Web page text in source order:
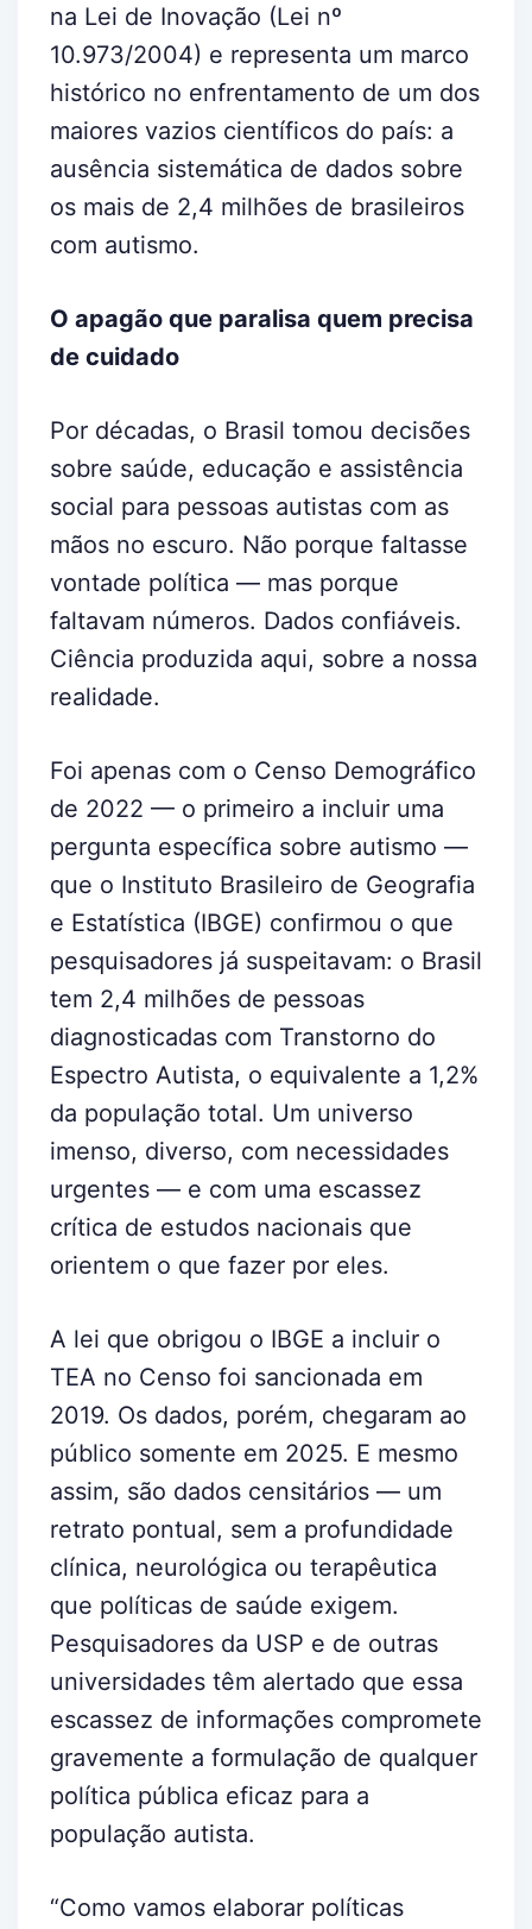
na Lei de Inovação (Lei nº
10.973/2004) e representa um marco
histórico no enfrentamento de um dos
maiores vazios científicos do país: a
ausência sistemática de dados sobre
os mais de 2,4 milhões de brasileiros
com autismo.
O apagão que paralisa quem precisa
de cuidado
Por décadas, o Brasil tomou decisões
sobre saúde, educação e assistência
social para pessoas autistas com as
mãos no escuro. Não porque faltasse
vontade política — mas porque
faltavam números. Dados confiáveis.
Ciência produzida aqui, sobre a nossa
realidade.
Foi apenas com o Censo Demográfico
de 2022 — o primeiro a incluir uma
pergunta específica sobre autismo —
que o Instituto Brasileiro de Geografia
e Estatística (IBGE) confirmou o que
pesquisadores já suspeitavam: o Brasil
tem 2,4 milhões de pessoas
diagnosticadas com Transtorno do
Espectro Autista, o equivalente a 1,2%
da população total. Um universo
imenso, diverso, com necessidades
urgentes — e com uma escassez
crítica de estudos nacionais que
orientem o que fazer por eles.
A lei que obrigou o IBGE a incluir o
TEA no Censo foi sancionada em
2019. Os dados, porém, chegaram ao
público somente em 2025. E mesmo
assim, são dados censitários — um
retrato pontual, sem a profundidade
clínica, neurológica ou terapêutica
que políticas de saúde exigem.
Pesquisadores da USP e de outras
universidades têm alertado que essa
escassez de informações compromete
gravemente a formulação de qualquer
política pública eficaz para a
população autista.
“Como vamos elaborar políticas